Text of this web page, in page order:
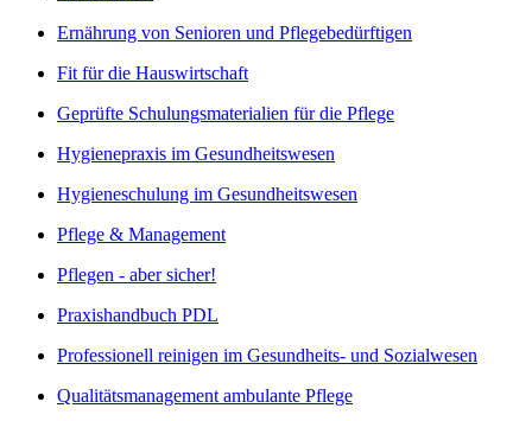
Ernährung von Senioren und Pflegebedürftigen
Fit für die Hauswirtschaft
Geprüfte Schulungsmaterialien für die Pflege
Hygienepraxis im Gesundheitswesen
Hygieneschulung im Gesundheitswesen
Pflege & Management
Pflegen - aber sicher!
Praxishandbuch PDL
Professionell reinigen im Gesundheits- und Sozialwesen
Qualitätsmanagement ambulante Pflege